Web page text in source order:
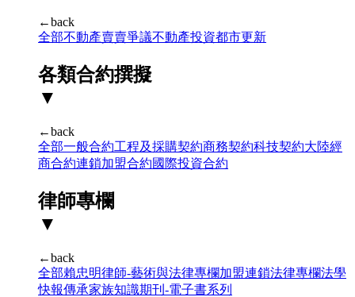
←back
全部不動產賣賣爭議不動產投資都市更新
各類合約撰擬
▼
←back
全部一般合約工程及採購契約商務契約科技契約大陸經
商合約連鎖加盟合約國際投資合約
律師專欄
▼
←back
全部賴忠明律師-藝術與法律專欄加盟連鎖法律專欄法學
快報傳承家族知識期刊-電子書系列